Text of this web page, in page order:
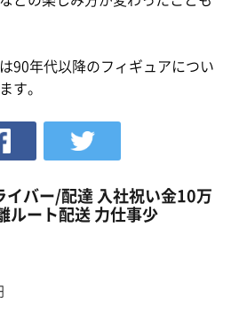
90年代以降のフィギュアについ
す。
バー/配達 入社祝い金10万
ルート配送 力仕事少